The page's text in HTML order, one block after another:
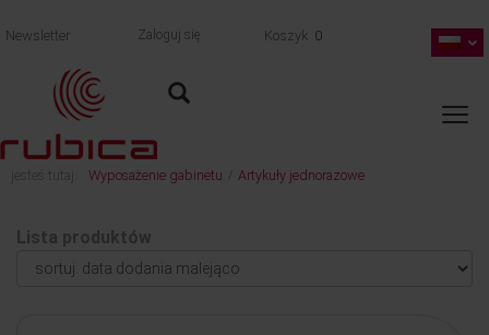
Newsletter Zaloguj się Koszyk 0
jesteś tutaj: Wyposażenie gabinetu Artykuły jednorazowe
Lista produktów